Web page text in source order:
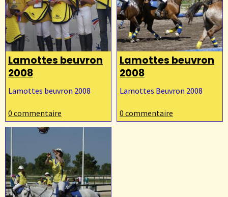
Lamottes beuvron
2008
Lamottes beuvron 2008
0 commentaire
Lamottes beuvron
2008
Lamottes Beuvron 2008
0 commentaire